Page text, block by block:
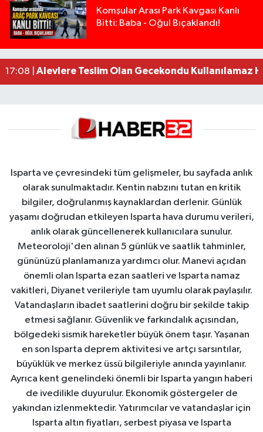
Komşular Arası Park Kavgası Kanlı
Bitti: Baba - Oğul Bıçaklandı!
09:47 |Tarsus'ta silahlı kavga: Kuzenlerden biri öldü,
09:43 |Milyonluk miras kavgasında anne-kız yüzleşti:
19:36 |Isparta’da Silah Operasyonu: 165 Tabanca Ele
17:08 | Alevlere Teslim Olan Gecekondu Kullanılamaz
Isparta ve çevresindeki tüm gelişmeler, bu sayfada anlık
olarak sunulmaktadır. Kentin nabzını tutan en kritik
bilgiler, doğrulanmış kaynaklardan derlenir. Günlük
yaşamı doğrudan etkileyen Isparta hava durumu verileri,
anlık olarak güncellenerek kullanıcılara sunulur.
Meteoroloji'den alınan 5 günlük ve saatlik tahminler,
gününüzü planlamanıza yardımcı olur. Manevi açıdan
önemli olan Isparta ezan saatleri ve Isparta namaz
vakitleri, Diyanet verileriyle tam uyumlu olarak paylaşılır.
Vatandaşların ibadet saatlerini doğru bir şekilde takip
etmesi sağlanır. Güvenlik ve farkındalık açısından,
bölgedeki sismik hareketler büyük önem taşır. Yaşanan
en son Isparta deprem aktivitesi ve artçı sarsıntılar,
büyüklük ve merkez üssü bilgileriyle anında yayınlanır.
Ayrıca kent genelindeki önemli bir Isparta yangın haberi
de ivedilikle duyurulur. Ekonomik göstergeler de
yakından izlenmektedir. Yatırımcılar ve vatandaşlar için
Isparta altın fiyatları, serbest piyasa ve Isparta